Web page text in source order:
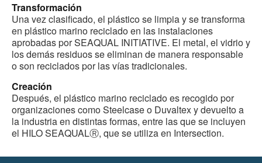
Transformación
Una vez clasificado, el plástico se limpia y se transforma
en plástico marino reciclado en las instalaciones
aprobadas por SEAQUAL INITIATIVE. El metal, el vidrio y
los demás residuos se eliminan de manera responsable
o son reciclados por las vías tradicionales.
Creación
Después, el plástico marino reciclado es recogido por
organizaciones como Steelcase o Duvaltex y devuelto a
la industria en distintas formas, entre las que se incluyen
el HILO SEAQUALⓇ, que se utiliza en Intersection.